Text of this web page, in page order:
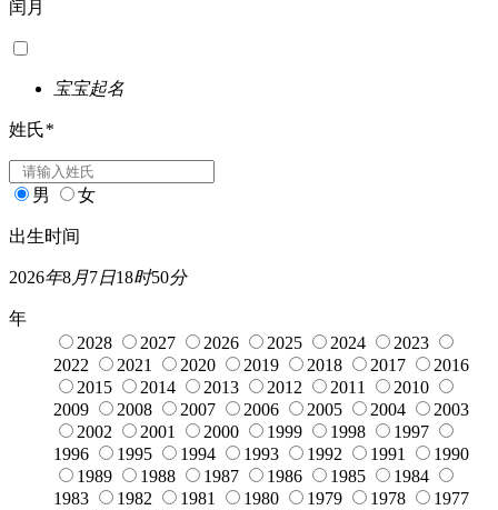
闰月
宝宝起名
姓氏*
男 女
出生时间
2026年8月7日18时50分
年
2028
2027 2026 2025 2024
2023
2022
2021 2020 2019 2018 2017
2016
2015
2014 2013 2012 2011
2010
2009
2008 2007 2006 2005 2004
2003
2002
2001 2000 1999 1998
1997
1996
1995 1994 1993 1992 1991
1990
1989
1988 1987 1986 1985
1984
1983
1982 1981 1980 1979 1978
1977